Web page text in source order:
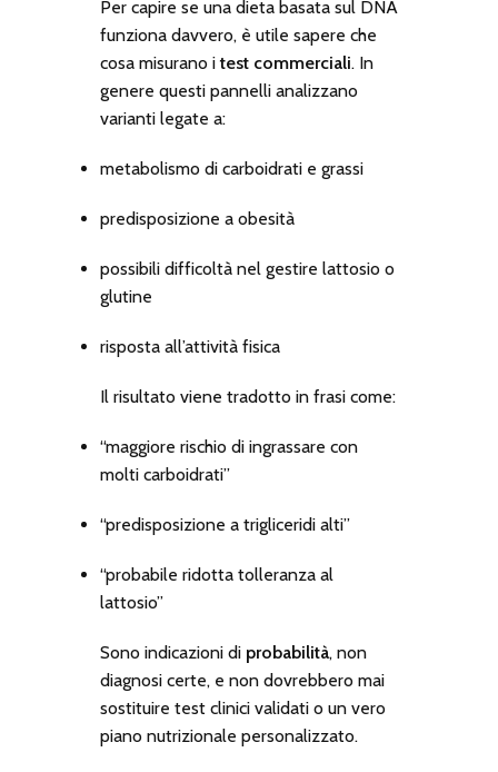
Per capire se una dieta basata sul DNA
funziona davvero, è utile sapere che
cosa misurano itest commerciali. In
genere questi pannelli analizzano
varianti legate a:
metabolismo di carboidrati e grassi
predisposizione a obesità
possibili difficoltà nel gestire lattosio o
glutine
risposta all’attività fisica
Il risultato viene tradotto in frasi come:
“maggiore rischio di ingrassare con
molti carboidrati”
“predisposizione a trigliceridi alti”
“probabile ridotta tolleranza al
lattosio”
Sono indicazioni di probabilità, non
diagnosi certe, e non dovrebbero mai
sostituire test clinici validati o un vero
piano nutrizionale personalizzato.